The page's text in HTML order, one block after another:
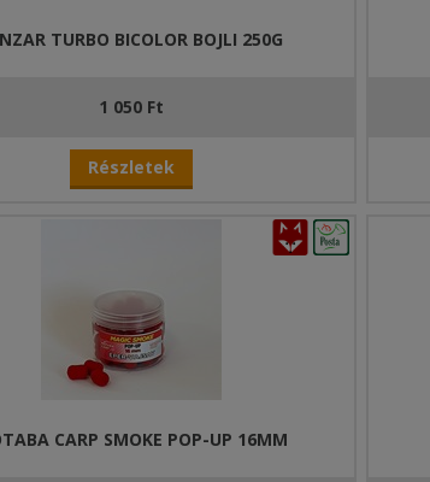
kívánatos réteget képezve a horgunk körül.
ez a család úgy, mint a green betain vagy a kókusz,
Coated Wafterek magja, azaz a nem oldódó része is
éhes pontyokat, ha a bevonat már leoldódott a
TURBO BICOLOR BOJLI 250G
1 050 Ft
Részletek
CARP SMOKE POP-UP 16MM